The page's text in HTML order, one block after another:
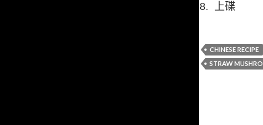
8. 上碟
CHINESE RECIPE
STRAW